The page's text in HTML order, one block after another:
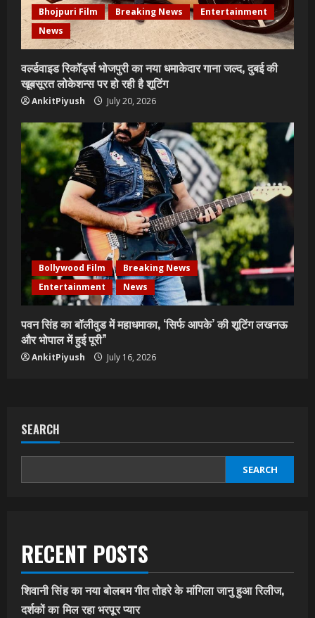
Bhojpuri Film Breaking News
Entertainment
News
वर्ल्डवाइड रिकॉर्ड्स भोजपुरी का नया धमाकेदार गाना जल्द, दुबई की
खूबसूरत लोकेशन्स पर हो रही है शूटिंग
AnkitPiyush July 20, 2026
Bollywood Film
Breaking News
Entertainment
News
पवन सिंह का बॉलीवुड में महाधमाका, ‘सिर्फ आपके’ की शूटिंग लखनऊ
और भोपाल में हुई पूरी”
AnkitPiyush July 16, 2026
SEARCH
SEARCH
RECENT POSTS
शिवानी सिंह का नया बोलबम गीत तोहरे के मांगिला जानु हुआ रिलीज,
दर्शकों का मिल रहा भरपूर प्यार